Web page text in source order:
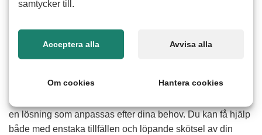
Hur fungerar hjälp med ogräsrensning och
fysiskt ansträngande särskilt under intensiva perioder på
våren och hösten. Med hjälp av våra erfarna seniorer får du
en lösning som anpassas efter dina behov. Du kan få hjälp
både med enstaka tillfällen och löpande skötsel av din
samtycker till.
Acceptera alla Avvisa alla
Om cookies Hantera cookies